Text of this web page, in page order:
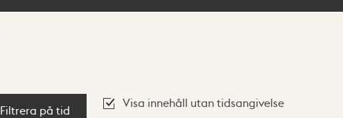
Filtrera på tid
Visa innehåll utan tidsangivelse